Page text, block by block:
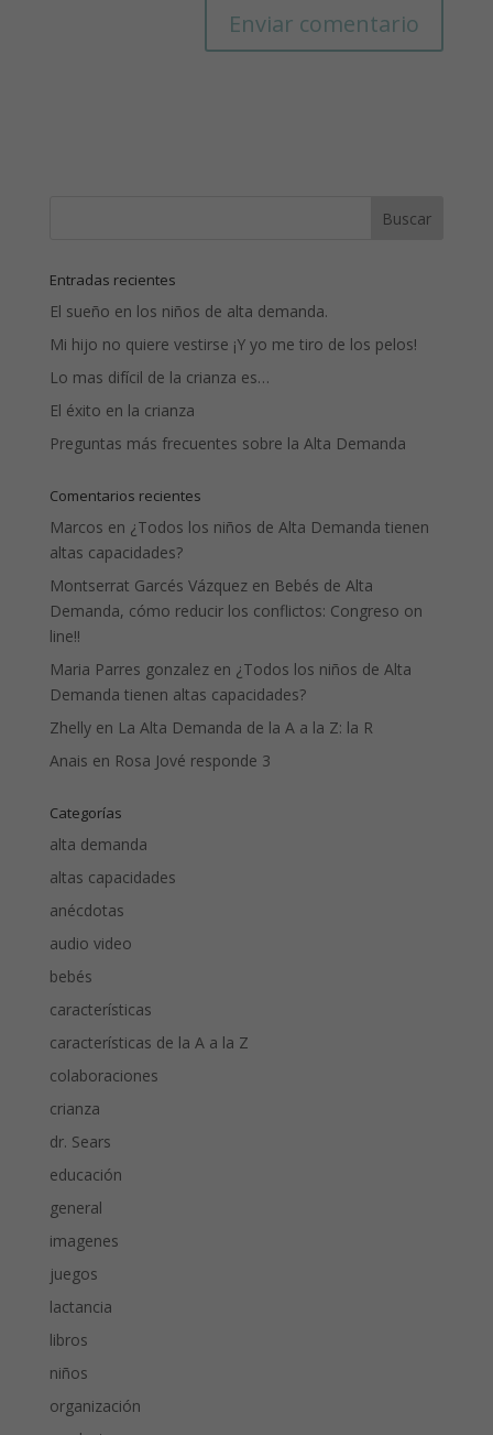
Entradas recientes
El sueño en los niños de alta demanda.
Mi hijo no quiere vestirse ¡Y yo me tiro de los pelos!
Lo mas difícil de la crianza es…
El éxito en la crianza
Preguntas más frecuentes sobre la Alta Demanda
Comentarios recientes
Marcos en ¿Todos los niños de Alta Demanda tienen
altas capacidades?
Montserrat Garcés Vázquezen Bebés de Alta
Demanda, cómo reducir los conflictos: Congreso on
line!!
Maria Parres gonzalezen ¿Todos los niños de Alta
Demanda tienen altas capacidades?
Zhellyen La Alta Demanda de la A a la Z: la R
Anais en Rosa Jové responde 3
Categorías
alta demanda
altas capacidades
anécdotas
audio video
bebés
características
características de la A a la Z
colaboraciones
crianza
dr. Sears
educación
general
imagenes
juegos
lactancia
libros
niños
organización